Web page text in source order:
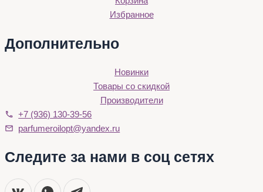
Избранное
Дополнительно
Новинки
Товары со скидкой
Производители
+7 (936) 130-39-56
parfumeroilopt@yandex.ru
Следите за нами в соц сетях